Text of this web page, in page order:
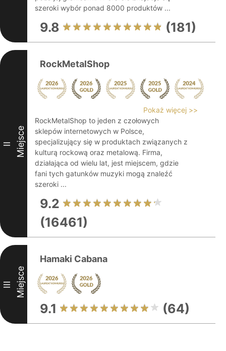
szeroki wybór ponad 8000 produktów ...
9.8 (181)
II Miejsce
RockMetalShop
Pokaż więcej >>
RockMetalShop to jeden z czołowych
sklepów internetowych w Polsce,
specjalizujący się w produktach związanych z
kulturą rockową oraz metalową. Firma,
działająca od wielu lat, jest miejscem, gdzie
fani tych gatunków muzyki mogą znaleźć
szeroki ...
9.2
(16461)
III Miejsce
Hamaki Cabana
9.1 (64)